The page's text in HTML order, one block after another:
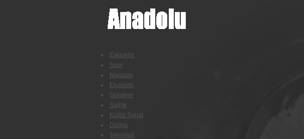
Eskişehir
Spor
Magazin
Ekonomi
Gündem
Sağlık
Kültür Sanat
Dünya
Teknoloji